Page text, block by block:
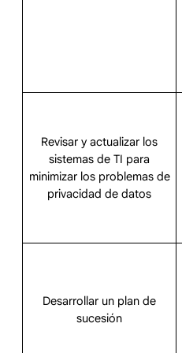
Revisar y actualizar los
sistemas de TI para
minimizar los problemas de
privacidad de datos
Desarrollar un plan de
sucesión